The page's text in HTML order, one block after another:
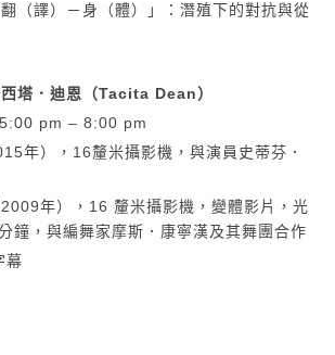
（譯）－身（體）」：潛殖下的對抗與從
塔．迪恩（Tacita Dean）
pm – 8:00 pm
年），16釐米攝影機，與演員史蒂芬．
2009年），16 釐米攝影機，變體影片，光
鐘，與編舞家摩斯．康寧漢及其舞團合作
幕